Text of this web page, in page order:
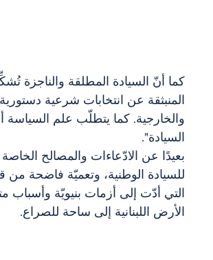
كما أنّ السيادة المطلقة والناجزة
المنبثقة عن انتخابات شرعية
والخارجية. كما يتطلّب علم
السيادة".
للسيادة الوطنية، وتعميّة فاضحة من
التي أدّت إلى أزمات بنيويّة وأسباب
الأرض اللبنانية إلى ساحة للصراع.